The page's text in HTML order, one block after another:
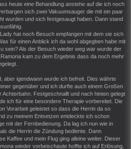
heute eine Behandlung anstehe auf die ich noch
sich zwei Vakuumsauger die mit ein paar
wurden und sich festgesaugt haben. Dann stand
hat noch Besuch empfangen mit dem sie sich
für einen Anblick ich da wohl abgegben habe mit
sein? Als der Besuch wieder weg war wurde der
kam zu dem Ergebnis dass da noch mehr
aber igendwann wurde ich befreit. Dies währte
gegenüber und ich durfte auch einem Großen
Achterbahn. Festgeschnallt und nach hinten gelegt
ich für eine besondere Therapie vorbereitet. Die
Vorarbeit geleistet so dass die Herrin da so
zu meinem Entsetzen entdeckte ich schon
mit der Fernbedienung. Da lag ich nun wie in
die Herrin die Zündung bediente. Dann
Kaffee und mein Flug ging alleine weiter. Dieser
wieder vorbeischaute hoffte ich auf Erlösung.